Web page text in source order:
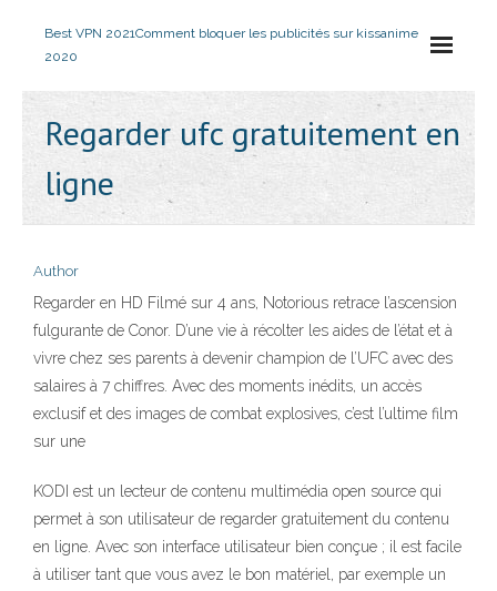
Best VPN 2021Comment bloquer les publicités sur kissanime
2020
Regarder ufc gratuitement en
ligne
Author
Regarder en HD Filmé sur 4 ans, Notorious retrace l’ascension
fulgurante de Conor. D’une vie à récolter les aides de l’état et à
vivre chez ses parents à devenir champion de l’UFC avec des
salaires à 7 chiffres. Avec des moments inédits, un accès
exclusif et des images de combat explosives, c’est l’ultime film
sur une
KODI est un lecteur de contenu multimédia open source qui
permet à son utilisateur de regarder gratuitement du contenu
en ligne. Avec son interface utilisateur bien conçue ; il est facile
à utiliser tant que vous avez le bon matériel, par exemple un